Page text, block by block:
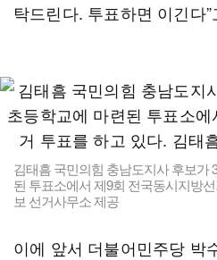
탁드린다. 투표하면 이긴다
김태흠 국민의힘 충남도지사 후보가
된 투표소에서 제9회 전국동시지방
보 선거사무소 제공
이에 앞서 더불어민주당 박